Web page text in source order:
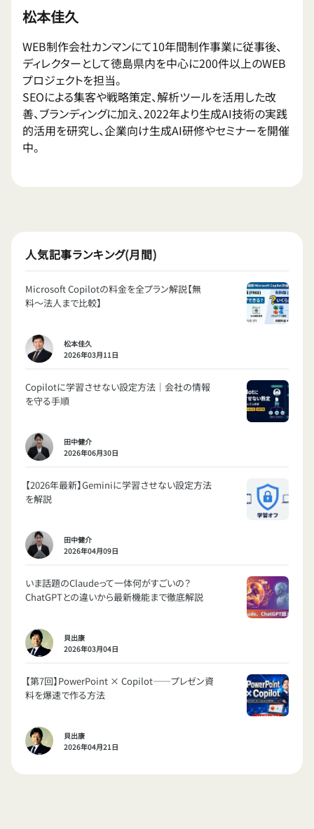
松本佳久
WEB制作会社カンマンにて10年間制作事業に従事後、
ディレクターとして徳島県内を中心に200件以上のWEB
プロジェクトを担当。
SEOによる集客や戦略策定、解析ツールを活用した改
善、ブランディングに加え、2022年より生成AI技術の実践
的活用を研究し、企業向け生成AI研修やセミナーを開催
中。
人気記事ランキング(月間)
Microsoft Copilotの料金を全プラン解説【無
料〜法人まで比較】
松本佳久
2026年03月11日
Copilotに学習させない設定方法｜会社の情報
を守る手順
田中健介
2026年06月30日
【2026年最新】Geminiに学習させない設定方法
を解説
田中健介
2026年04月09日
いま話題のClaudeって一体何がすごいの？
ChatGPTとの違いから最新機能まで徹底解説
貝出康
2026年03月04日
【第7回】PowerPoint × Copilot——プレゼン資
料を爆速で作る方法
貝出康
2026年04月21日